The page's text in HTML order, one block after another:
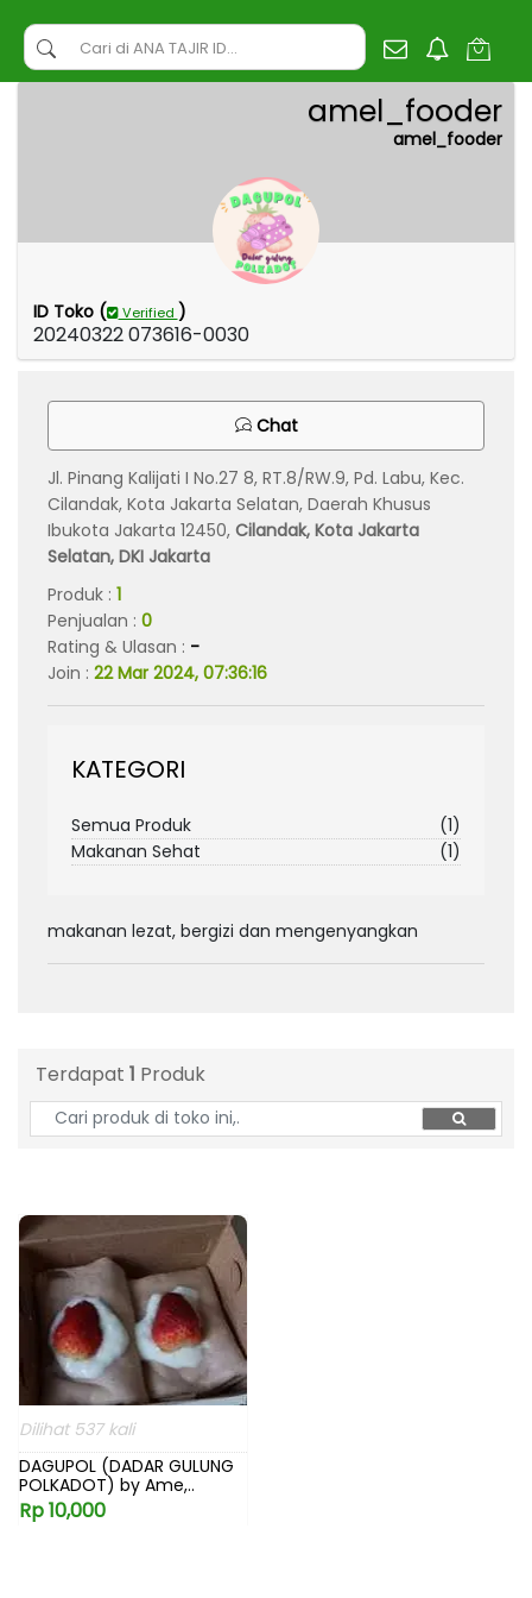
amel_fooder
amel_fooder
ID Toko ( Verified )
20240322 073616-0030
Chat
Jl. Pinang Kalijati I No.27 8, RT.8/RW.9, Pd. Labu, Kec.
Cilandak, Kota Jakarta Selatan, Daerah Khusus
Ibukota Jakarta 12450, Cilandak, Kota Jakarta
Selatan, DKI Jakarta
Produk : 1
Penjualan : 0
Rating & Ulasan : -
Join : 22 Mar 2024, 07:36:16
KATEGORI
Semua Produk
(1)
Makanan Sehat
(1)
makanan lezat, bergizi dan mengenyangkan
Terdapat 1 Produk
Dilihat 537 kali
DAGUPOL (DADAR GULUNG
POLKADOT) by Ame,..
Rp 10,000